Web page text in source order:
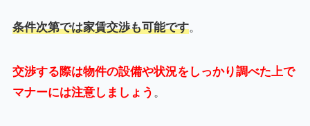
条件次第では家賃交渉も可能です。
交渉する際は物件の設備や状況をしっかり調べた上で
マナーには注意しましょう 。